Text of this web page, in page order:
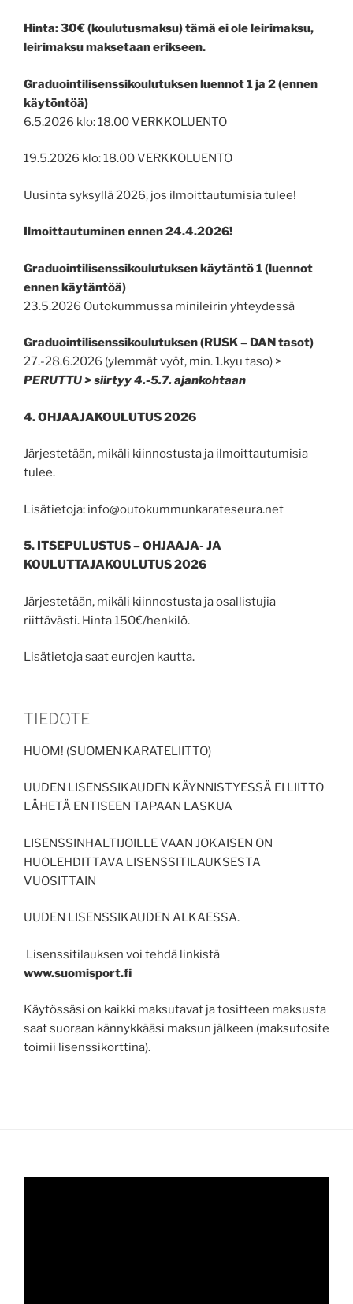
Hinta: 30€ (koulutusmaksu) tämä ei ole leirimaksu,
leirimaksu maksetaan erikseen.
Graduointilisenssikoulutuksen luennot 1 ja 2 (ennen
käytöntöä)
6.5.2026 klo: 18.00 VERKKOLUENTO
19.5.2026 klo: 18.00 VERKKOLUENTO
Uusinta syksyllä 2026, jos ilmoittautumisia tulee!
Ilmoittautuminen ennen 24.4.2026!
Graduointilisenssikoulutuksen käytäntö 1 (luennot
ennen käytäntöä)
23.5.2026 Outokummussa minileirin yhteydessä
Graduointilisenssikoulutuksen (RUSK – DAN tasot)
27.-28.6.2026 (ylemmät vyöt, min. 1.kyu taso) >
PERUTTU > siirtyy 4.-5.7. ajankohtaan
4. OHJAAJAKOULUTUS 2026
Järjestetään, mikäli kiinnostusta ja ilmoittautumisia
tulee.
Lisätietoja: info@outokummunkarateseura.net
5. ITSEPULUSTUS – OHJAAJA- JA
KOULUTTAJAKOULUTUS 2026
Järjestetään, mikäli kiinnostusta ja osallistujia
riittävästi. Hinta 150€/henkilö.
Lisätietoja saat eurojen kautta.
TIEDOTE
HUOM! (SUOMEN KARATELIITTO)
UUDEN LISENSSIKAUDEN KÄYNNISTYESSÄ EI LIITTO
LÄHETÄ ENTISEEN TAPAAN LASKUA
LISENSSINHALTIJOILLE VAAN JOKAISEN ON
HUOLEHDITTAVA LISENSSITILAUKSESTA
VUOSITTAIN
UUDEN LISENSSIKAUDEN ALKAESSA.
Lisenssitilauksen voi tehdä linkistä
www.suomisport.fi
Käytössäsi on kaikki maksutavat ja tositteen maksusta
saat suoraan kännykkääsi maksun jälkeen (maksutosite
toimii lisenssikorttina).